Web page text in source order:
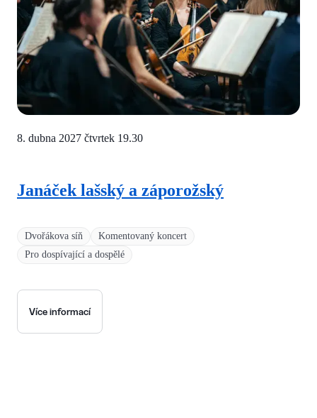
Dvořákova síň
Komentovaný koncert
Pro dospívající a dospělé
Janáček lašský a záporožský
8. dubna 2027 čtvrtek 19.30
Více informací